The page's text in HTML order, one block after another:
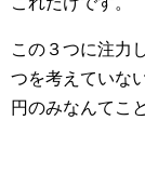
この３つに注力
つを考えていな
円のみなんてこ